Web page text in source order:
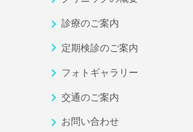
診療のご案内
定期検診のご案内
フォトギャラリー
交通のご案内
お問い合わせ